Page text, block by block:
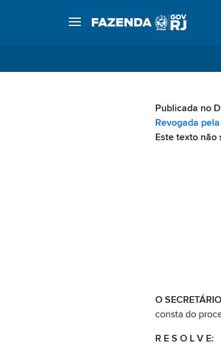
Publicada no
Revogada
Este texto não
O
consta do
R E S O L V E: